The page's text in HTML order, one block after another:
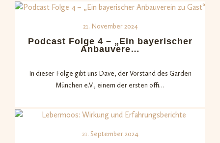
21. November 2024
Podcast Folge 4 – „Ein bayerischer
Anbauvere…
In dieser Folge gibt uns Dave, der Vorstand des Garden
München e.V., einem der ersten offi…
21. September 2024